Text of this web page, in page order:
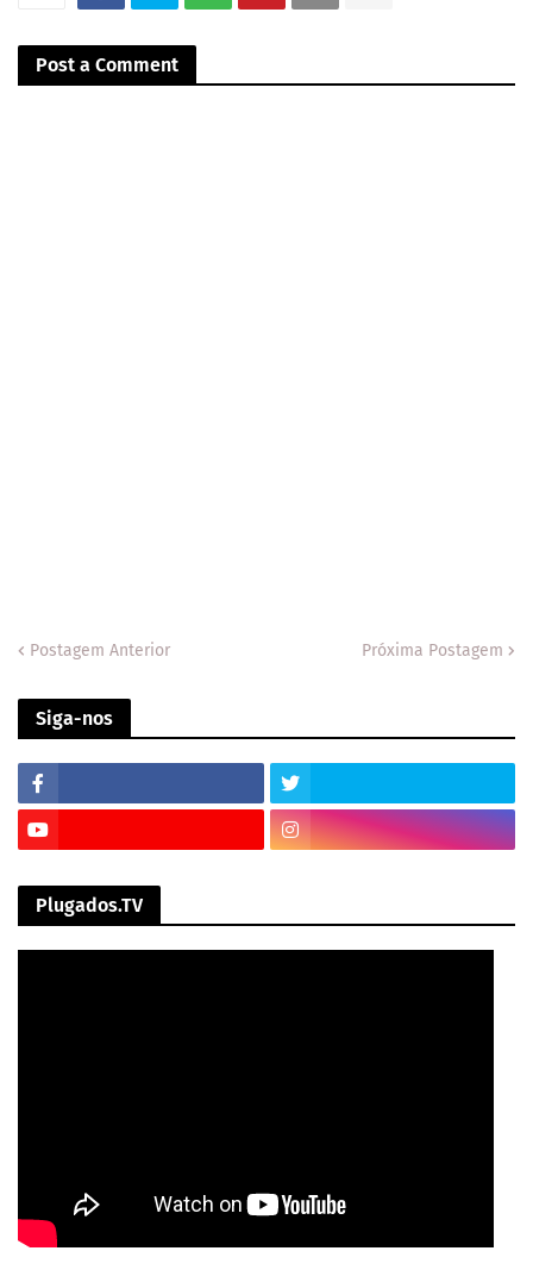
Post a Comment
Postagem Anterior Próxima Postagem
Siga-nos
Plugados.TV